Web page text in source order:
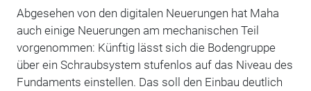
Abgesehen von den digitalen Neuerungen hat Maha
auch einige Neuerungen am mechanischen Teil
vorgenommen: Künftig lässt sich die Bodengruppe
über ein Schraubsystem stufenlos auf das Niveau des
Fundaments einstellen. Das soll den Einbau deutlich